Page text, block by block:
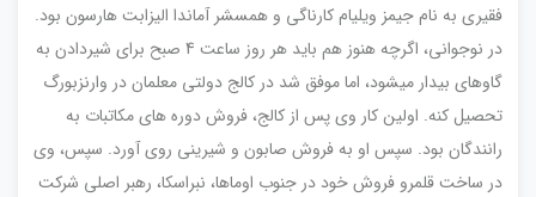
فقیری به نام جیمز ویلیام کارناگی و همسشر آماندا الیزابت هارسون بود.
در نوجوانی، اگرچه هنوز هم باید هر روز ساعت 4 صبح برای شیردادن به
گاوهای بیدار میشود، اما موفق شد در کالج دولتی معلمان در وارنزبورگ
تحصیل کنه. اولین کار وی پس از کالج، فروش دوره های مکاتبات به
رانندگان بود. سپس او به فروش صابون و شیرینی روی آورد. سپس، وی
در ساخت قلمرو فروش خود در جنوب اوماها، نبراسکا، رهبر اصلی شرکت